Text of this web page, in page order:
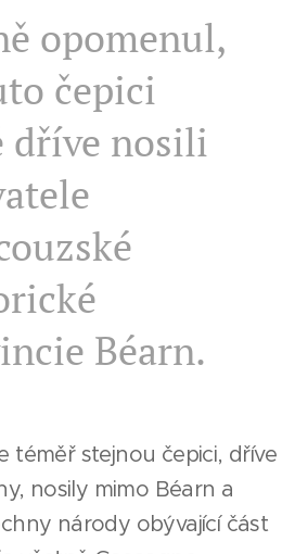
opomenul,
čepici
dříve nosili
Béarn.
téměř stejnou čepici, dříve
nosily mimo Béarn a
národy obývající část